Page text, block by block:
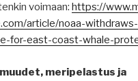
voimaan: https://
article/noaa-
for-east-coast-whale-
meripelastus ja